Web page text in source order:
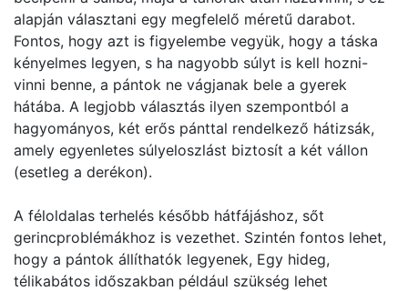
alapján választani egy megfelelő méretű darabot.
Fontos, hogy azt is figyelembe vegyük, hogy a táska
kényelmes legyen, s ha nagyobb súlyt is kell hozni-
vinni benne, a pántok ne vágjanak bele a gyerek
hátába. A legjobb választás ilyen szempontból a
hagyományos, két erős pánttal rendelkező hátizsák,
amely egyenletes súlyeloszlást biztosít a két vállon
(esetleg a derékon).
A féloldalas terhelés később hátfájáshoz, sőt
gerincproblémákhoz is vezethet. Szintén fontos lehet,
hogy a pántok állíthatók legyenek, Egy hideg,
télikabátos időszakban például szükség lehet